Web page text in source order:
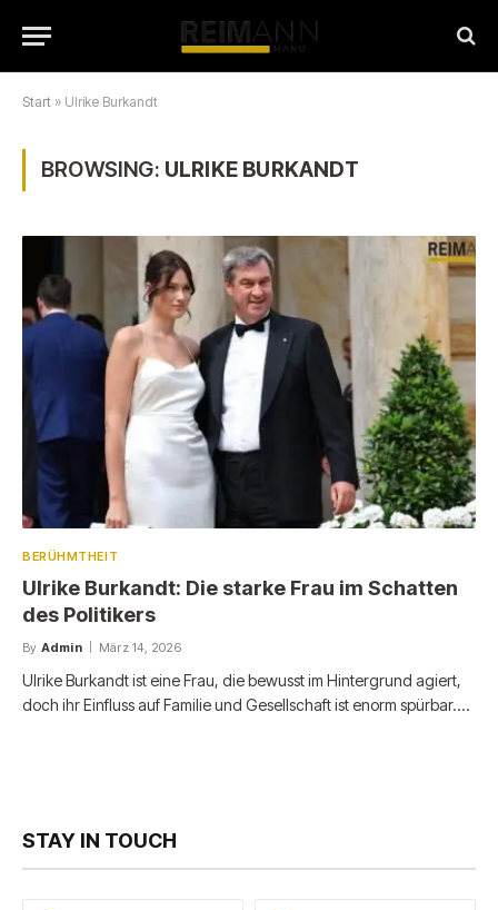
Start » Ulrike Burkandt
BROWSING: ULRIKE BURKANDT
BERÜHMTHEIT
Ulrike Burkandt: Die starke Frau im Schatten
des Politikers
By Admin März 14, 2026
Ulrike Burkandt ist eine Frau, die bewusst im Hintergrund agiert,
doch ihr Einfluss auf Familie und Gesellschaft ist enorm spürbar.…
STAY IN TOUCH